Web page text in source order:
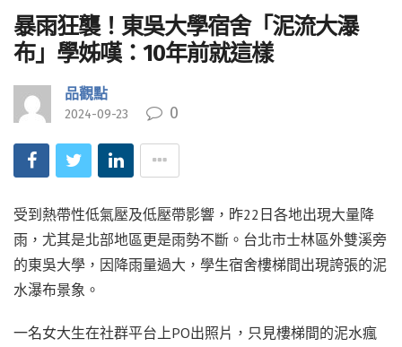
暴雨狂襲！東吳大學宿舍「泥流大瀑
布」學姊嘆：10年前就這樣
品觀點
2024-09-23 0
受到熱帶性低氣壓及低壓帶影響，昨22日各地出現大量降
雨，尤其是北部地區更是雨勢不斷。台北市士林區外雙溪旁
的東吳大學，因降雨量過大，學生宿舍樓梯間出現誇張的泥
水瀑布景象。
一名女大生在社群平台上PO出照片，只見樓梯間的泥水瘋